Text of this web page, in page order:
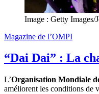
Image : Getty
Magazine de l’OMPI
“Dai Dai” : La
L’Organisation Mondiale
améliorent les conditions de